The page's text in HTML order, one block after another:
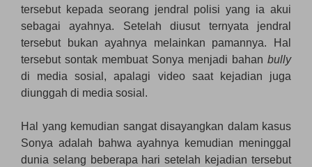
tersebut kepada seorang jendral polisi yang ia akui
sebagai ayahnya. Setelah diusut ternyata jendral
tersebut bukan ayahnya melainkan pamannya. Hal
tersebut sontak membuat Sonya menjadi bahan bully
di media sosial, apalagi video saat kejadian juga
diunggah di media sosial.
Hal yang kemudian sangat disayangkan dalam kasus
Sonya adalah bahwa ayahnya kemudian meninggal
dunia selang beberapa hari setelah kejadian tersebut